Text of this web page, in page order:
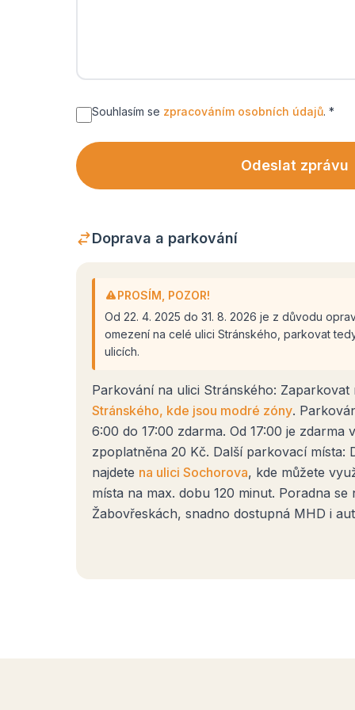
Souhlasím se zpracováním osobních údajů. *
Odeslat zprávu
Doprava a parkování
PROSÍM, POZOR!
Od 22. 4. 2025 do 31. 8. 2026 je z důvodu
omezení na celé ulici Stránského, parkovat
ulicích.
Parkování na ulici Stránského:
Stránského, kde jsou modré zóny.
6:00 do 17:00 zdarma. Od 17:00 je zdarma
zpoplatněna 20 Kč. Další parkovací místa:
najdete na ulici Sochorova, kde můžete
místa na max. dobu 120 minut. Poradna
Žabovřeskách, snadno dostupná MHD i